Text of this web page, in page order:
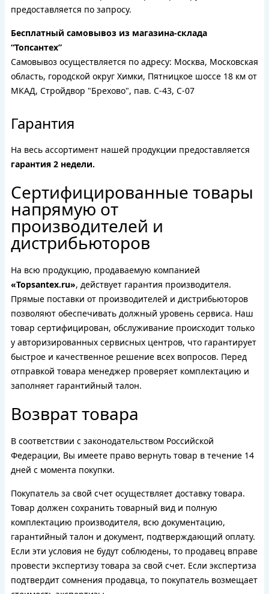
предоставляется по запросу.
Бесплатный самовывоз из магазина-склада
“Топсантех”
Самовывоз осуществляется по адресу: Москва, Московская
область, городской округ Химки, Пятницкое шоссе 18 км от
МКАД, Стройдвор "Брехово", пав. С-43, С-07
Гарантия
На весь ассортимент нашей продукции предоставляется
гарантия 2 недели.
Сертифицированные товары
напрямую от
производителей и
дистрибьюторов
На всю продукцию, продаваемую компанией
«Topsantex.ru», действует гарантия производителя.
Прямые поставки от производителей и дистрибьюторов
позволяют обеспечивать должный уровень сервиса. Наш
товар сертифицирован, обслуживание происходит только
у авторизированных сервисных центров, что гарантирует
быстрое и качественное решение всех вопросов. Перед
отправкой товара менеджер проверяет комплектацию и
заполняет гарантийный талон.
Возврат товара
В соответствии с законодательством Российской
Федерации, Вы имеете право вернуть товар в течение 14
дней с момента покупки.
Покупатель за свой счет осуществляет доставку товара.
Товар должен сохранить товарный вид и полную
комплектацию производителя, всю документацию,
гарантийный талон и документ, подтверждающий оплату.
Если эти условия не будут соблюдены, то продавец вправе
провести экспертизу товара за свой счет. Если экспертиза
подтвердит сомнения продавца, то покупатель возмещает